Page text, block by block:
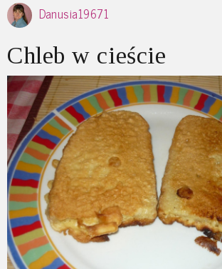
Danusia19671
Chleb w cieście